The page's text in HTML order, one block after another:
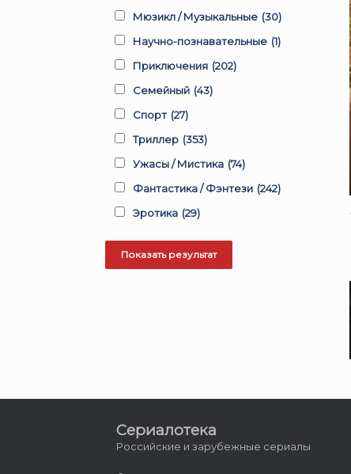
Мюзикл / Музыкальные (30)
Научно-познавательные (1)
Приключения (202)
Семейный (43)
Спорт (27)
Триллер (353)
Ужасы / Мистика (74)
Фантастика / Фэнтези (242)
Эротика (29)
Сериалотека
Российские и зарубежные сериалы